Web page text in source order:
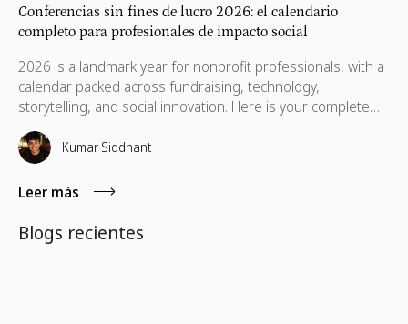
Conferencias sin fines de lucro 2026: el calendario
completo para profesionales de impacto social
2026 is a landmark year for nonprofit professionals, with a
calendar packed across fundraising, technology,
storytelling, and social innovation. Here is your complete
guide to the conferences worth your time, your budget,
and the conversations that will still matter when you get
home.
Kumar Siddhant
Leer más
Blogs recientes